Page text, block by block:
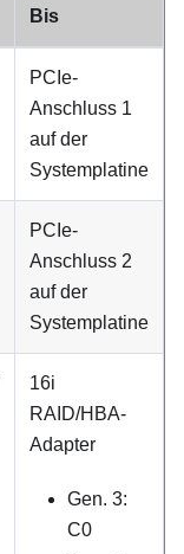
Bis
PCIe-
Anschluss 1
auf der
Systemplatine
PCIe-
Anschluss 2
auf der
Systemplatine
16i
RAID/HBA-
Adapter
Gen. 3:
C0